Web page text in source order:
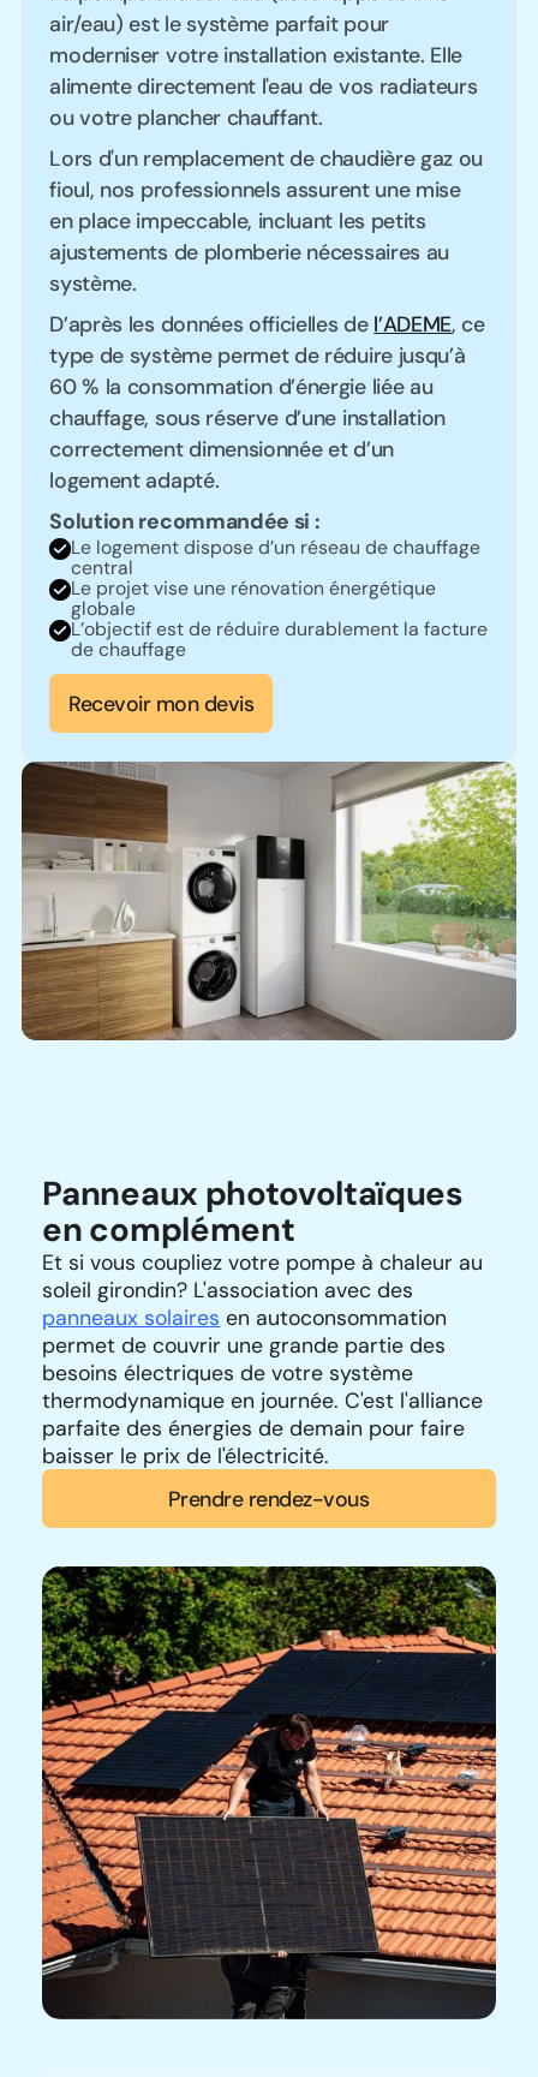
air/eau) est le système parfait pour
moderniser votre installation existante. Elle
alimente directement l'eau de vos radiateurs
ou votre plancher chauffant.
Lors d'un remplacement de chaudière gaz ou
fioul, nos professionnels assurent une mise
en place impeccable, incluant les petits
ajustements de plomberie nécessaires au
système.
D’après les données officielles de l’ADEME, ce
type de système permet de réduire jusqu’à
60 % la consommation d’énergie liée au
chauffage, sous réserve d’une installation
correctement dimensionnée et d’un
logement adapté.
Solution recommandée si :
Le logement dispose d’un réseau de chauffage
central
Le projet vise une rénovation énergétique
globale
L’objectif est de réduire durablement la facture
de chauffage
Recevoir mon devis
Panneaux photovoltaïques
en complément
Et si vous coupliez votre pompe à chaleur au
soleil girondin? L'association avec des
panneaux solaires en autoconsommation
permet de couvrir une grande partie des
besoins électriques de votre système
thermodynamique en journée. C'est l'alliance
parfaite des énergies de demain pour faire
baisser le prix de l'électricité.
Prendre rendez-vous